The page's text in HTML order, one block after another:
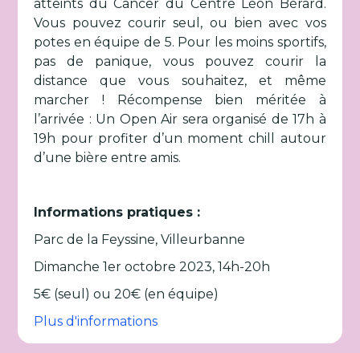
atteints du Cancer du Centre Léon Bérard.
Vous pouvez courir seul, ou bien avec vos
potes en équipe de 5. Pour les moins sportifs,
pas de panique, vous pouvez courir la
distance que vous souhaitez, et même
marcher ! Récompense bien méritée à
l’arrivée : Un Open Air sera organisé de 17h à
19h pour profiter d’un moment chill autour
d’une bière entre amis.
Informations pratiques :
Parc de la Feyssine, Villeurbanne
Dimanche 1er octobre 2023, 14h-20h
5€ (seul) ou 20€ (en équipe)
Plus d'informations